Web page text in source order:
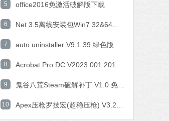
5 office2016免激活破解版下载
6
7 auto uninstaller V9.1.39 绿色版
8
9
10
软件语言：简体中文
腾讯视频
软件语言：简体中文